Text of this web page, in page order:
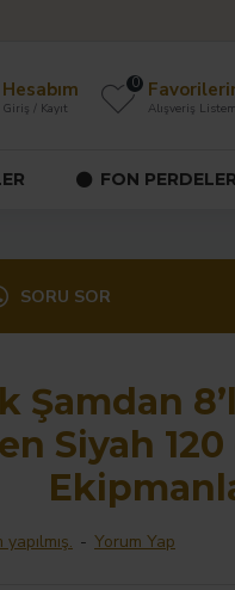
Hesabım
Giriş / Kayıt Alışveriş Listem
0
FON
SORU SOR
Şamdan
Siyah
- Yorum Yap